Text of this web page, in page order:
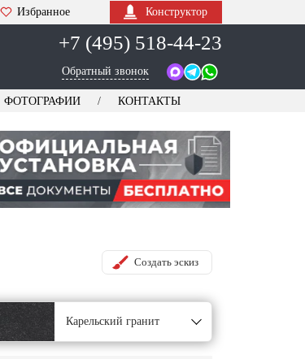
Избранное Конструктор
+7 (495) 518-44-23
Обратный звонок
ФОТОГРАФИИ КОНТАКТЫ
Создать эскиз
Карельский гранит